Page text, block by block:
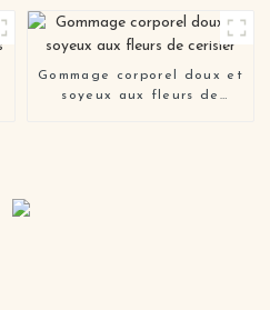
Gommage corporel doux et
soyeux aux fleurs de